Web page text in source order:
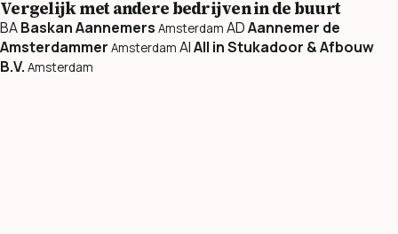
Vergelijk met andere bedrijven in de buurt
BABaskan Aannemers Amsterdam ADAannemer de
Amsterdammer Amsterdam AIAll in Stukadoor & Afbouw
B.V. Amsterdam